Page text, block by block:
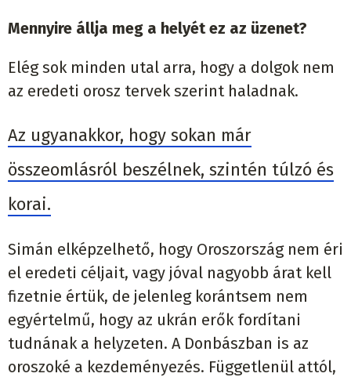
Mennyire állja meg a helyét ez az üzenet?
Elég sok minden utal arra, hogy a dolgok nem
az eredeti orosz tervek szerint haladnak.
Az ugyanakkor, hogy sokan már
összeomlásról beszélnek, szintén túlzó és
korai.
Simán elképzelhető, hogy Oroszország nem éri
el eredeti céljait, vagy jóval nagyobb árat kell
fizetnie értük, de jelenleg korántsem nem
egyértelmű, hogy az ukrán erők fordítani
tudnának a helyzeten. A Donbászban is az
oroszoké a kezdeményezés. Függetlenül attól,